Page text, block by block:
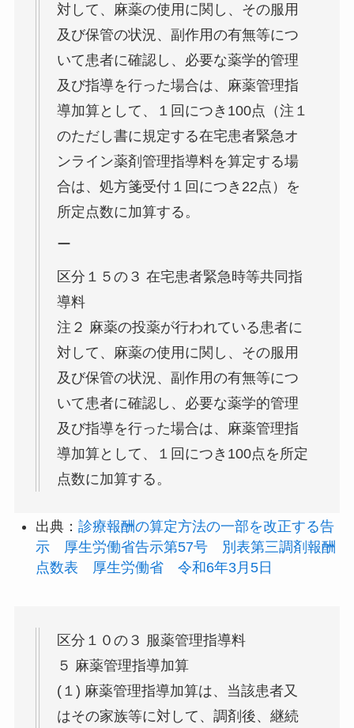
対して、麻薬の使用に関し、その服用
及び保管の状況、副作用の有無等につ
いて患者に確認し、必要な薬学的管理
及び指導を行った場合は、麻薬管理指
導加算として、１回につき100点（注１
のただし書に規定する在宅患者緊急オ
ンライン薬剤管理指導料を算定する場
合は、処方箋受付１回につき22点）を
所定点数に加算する。
ー
区分１５の３ 在宅患者緊急時等共同指
導料
注２ 麻薬の投薬が行われている患者に
対して、麻薬の使用に関し、その服用
及び保管の状況、副作用の有無等につ
いて患者に確認し、必要な薬学的管理
及び指導を行った場合は、麻薬管理指
導加算として、１回につき100点を所定
点数に加算する。
出典： 診療報酬の算定方法の一部を改正する告
示 厚生労働省告示第57号 別表第三調剤報酬
点数表 厚生労働省 令和6年3月5日
区分１０の３ 服薬管理指導料
５ 麻薬管理指導加算
(１) 麻薬管理指導加算は、当該患者又
はその家族等に対して、調剤後、継続